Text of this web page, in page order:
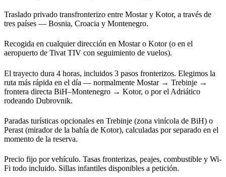
Traslado privado transfronterizo entre Mostar y Kotor, a través de
tres países — Bosnia, Croacia y Montenegro.
Recogida en cualquier dirección en Mostar o Kotor (o en el
aeropuerto de Tivat TIV con seguimiento de vuelos).
El trayecto dura 4 horas, incluidos 3 pasos fronterizos. Elegimos la
ruta más rápida en el día — normalmente Mostar → Trebinje →
frontera directa BiH–Montenegro → Kotor, o por el Adriático
rodeando Dubrovnik.
Paradas turísticas opcionales en Trebinje (zona vinícola de BiH) o
Perast (mirador de la bahía de Kotor), calculadas por separado en el
momento de la reserva.
Precio fijo por vehículo. Tasas fronterizas, peajes, combustible y Wi-
Fi todo incluido. Sillas infantiles disponibles a petición.